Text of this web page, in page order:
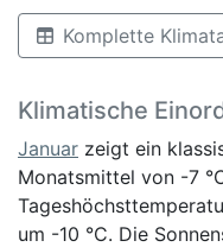
Komplette
Klimatische
Januar zeigt ein
Monatsmittel von -7
um -10 °C. Die